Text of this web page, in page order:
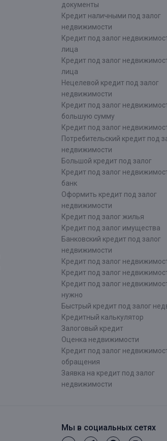
документы
Кредит наличными под залог
недвижимости
Кредит под залог
лица
Кредит под залог
лица
Нецелевой кредит под залог
недвижимости
Кредит под залог
большую сумму
Кредит под залог
Потребительский кредит под
недвижимости
Большой кредит под залог
Кредит под залог
банк
Оформить кредит под залог
недвижимости
Кредит под залог жилья
Кредит под залог имущества
Банковский кредит под залог
недвижимости
Кредит под залог
Кредит под залог
Кредит под залог
нужно
Быстрый кредит под залог
Кредитный калькулятор
Залоговый кредит
Оценка недвижимости
Кредит под залог
обращения
Заявка на кредит под залог
недвижимости
Мы в социальных сетях